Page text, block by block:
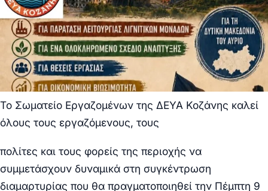
Το Σωματείο Εργαζομένων της ΔΕΥΑ Κοζάνης καλεί
όλους τους εργαζόμενους, τους
πολίτες και τους φορείς της περιοχής να
συμμετάσχουν δυναμικά στη συγκέντρωση
διαμαρτυρίας που θα πραγματοποιηθεί την Πέμπτη 9